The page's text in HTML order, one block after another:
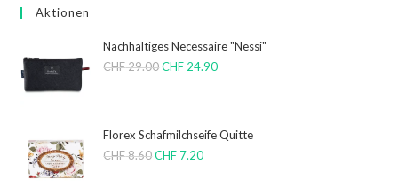
Aktionen
Nachhaltiges Necessaire "Nessi"
CHF29.00 CHF 24.90
Florex Schafmilchseife Quitte
CHF8.60 CHF 7.20